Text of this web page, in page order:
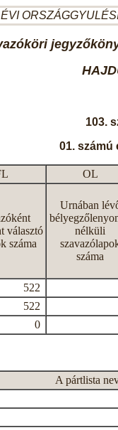
103.
01. számú
OL
választó
száma
Urnában
nélküli
száma
522
522
0
A pártlista